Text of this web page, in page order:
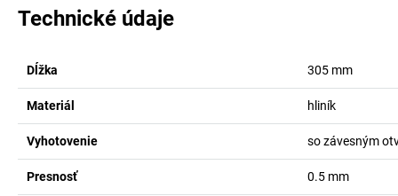
Technické údaje
Dĺžka 305 mm
Materiál hliník
Vyhotovenie so závesným
Presnosť 0.5 mm